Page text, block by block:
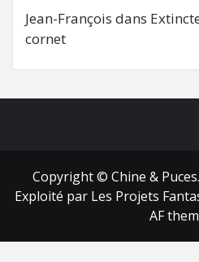
Jean-François dans
cornet
Copyright © Chine &
Exploité par Les Projets
AF